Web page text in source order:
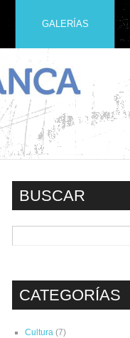
GALERÍAS
BUSCAR
CATEGORÍAS
Cultura (7)